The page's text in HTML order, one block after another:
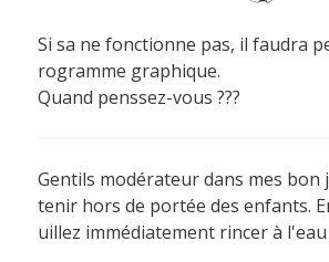
Si sa ne fonctionne pas, il faudra
rogramme graphique.
Quand penssez-vous ???
Gentils modérateur dans mes
tenir hors de portée des enfants.
uillez immédiatement rincer à